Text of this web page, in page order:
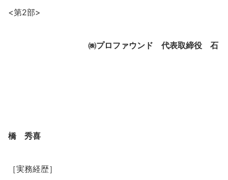
<第2部>
㈱プロファウンド 代表取締役 石
橋 秀喜
［実務経歴］